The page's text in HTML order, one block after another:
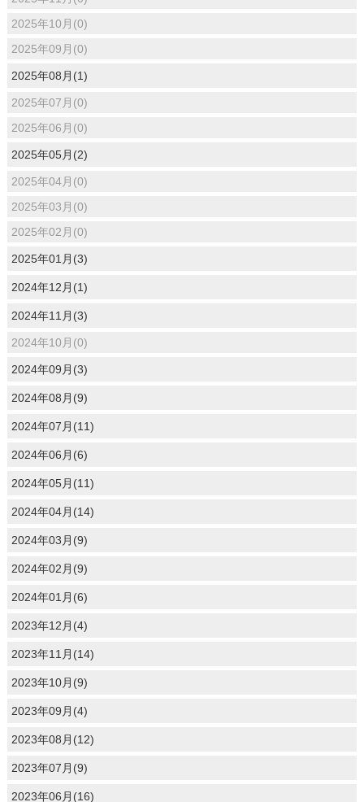
2025年10月(0)
2025年09月(0)
2025年08月(1)
2025年07月(0)
2025年06月(0)
2025年05月(2)
2025年04月(0)
2025年03月(0)
2025年02月(0)
2025年01月(3)
2024年12月(1)
2024年11月(3)
2024年10月(0)
2024年09月(3)
2024年08月(9)
2024年07月(11)
2024年06月(6)
2024年05月(11)
2024年04月(14)
2024年03月(9)
2024年02月(9)
2024年01月(6)
2023年12月(4)
2023年11月(14)
2023年10月(9)
2023年09月(4)
2023年08月(12)
2023年07月(9)
2023年06月(16)